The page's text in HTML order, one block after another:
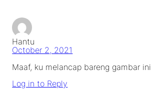
Hantu
October 2, 2021
Maaf, ku melancap bareng gambar ini
Log in to Reply